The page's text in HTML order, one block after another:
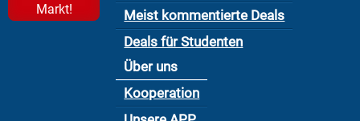
Markt!
Meist kommentierte Deals
Deals für Studenten
Über uns
Kooperation